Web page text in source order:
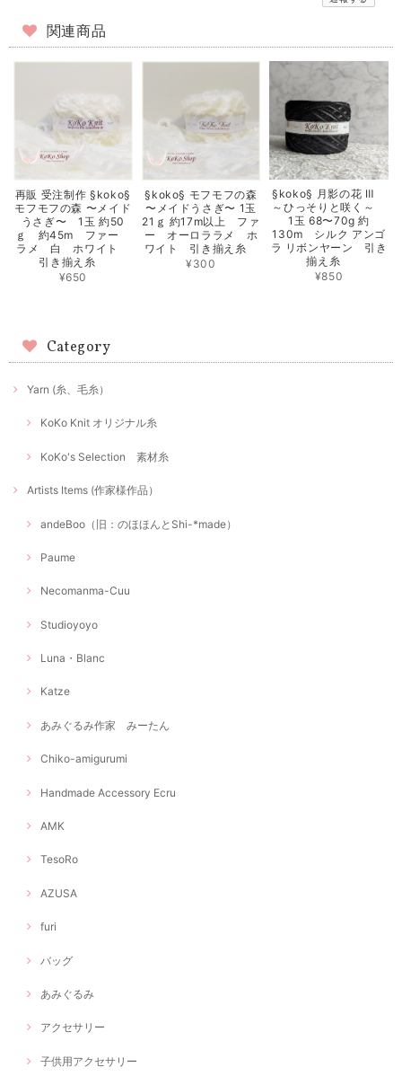
関連商品
再販 受注制作 §koko§
モフモフの森 〜メイド
うさぎ〜 1玉 約50
ｇ 約45m ファー
ラメ 白 ホワイト
引き揃え糸
¥650
§koko§ モフモフの森
〜メイドうさぎ〜 1玉
21ｇ 約17m以上 ファ
ー オーロララメ ホ
ワイト 引き揃え糸
¥300
§koko§ 月影の花 Ⅲ
～ひっそりと咲く～
1玉 68〜70g 約
130m シルク アンゴ
ラ リボンヤーン 引き
揃え糸
¥850
Category
Yarn (糸、毛糸）
KoKo Knit オリジナル糸
KoKo's Selection 素材糸
Artists Items (作家様作品）
andeBoo（旧：のほほんとShi-*made）
Paume
Necomanma-Cuu
Studioyoyo
Luna・Blanc
Katze
あみぐるみ作家 みーたん
Chiko-amigurumi
Handmade Accessory Ecru
AMK
TesoRo
AZUSA
furi
バッグ
あみぐるみ
アクセサリー
子供用アクセサリー